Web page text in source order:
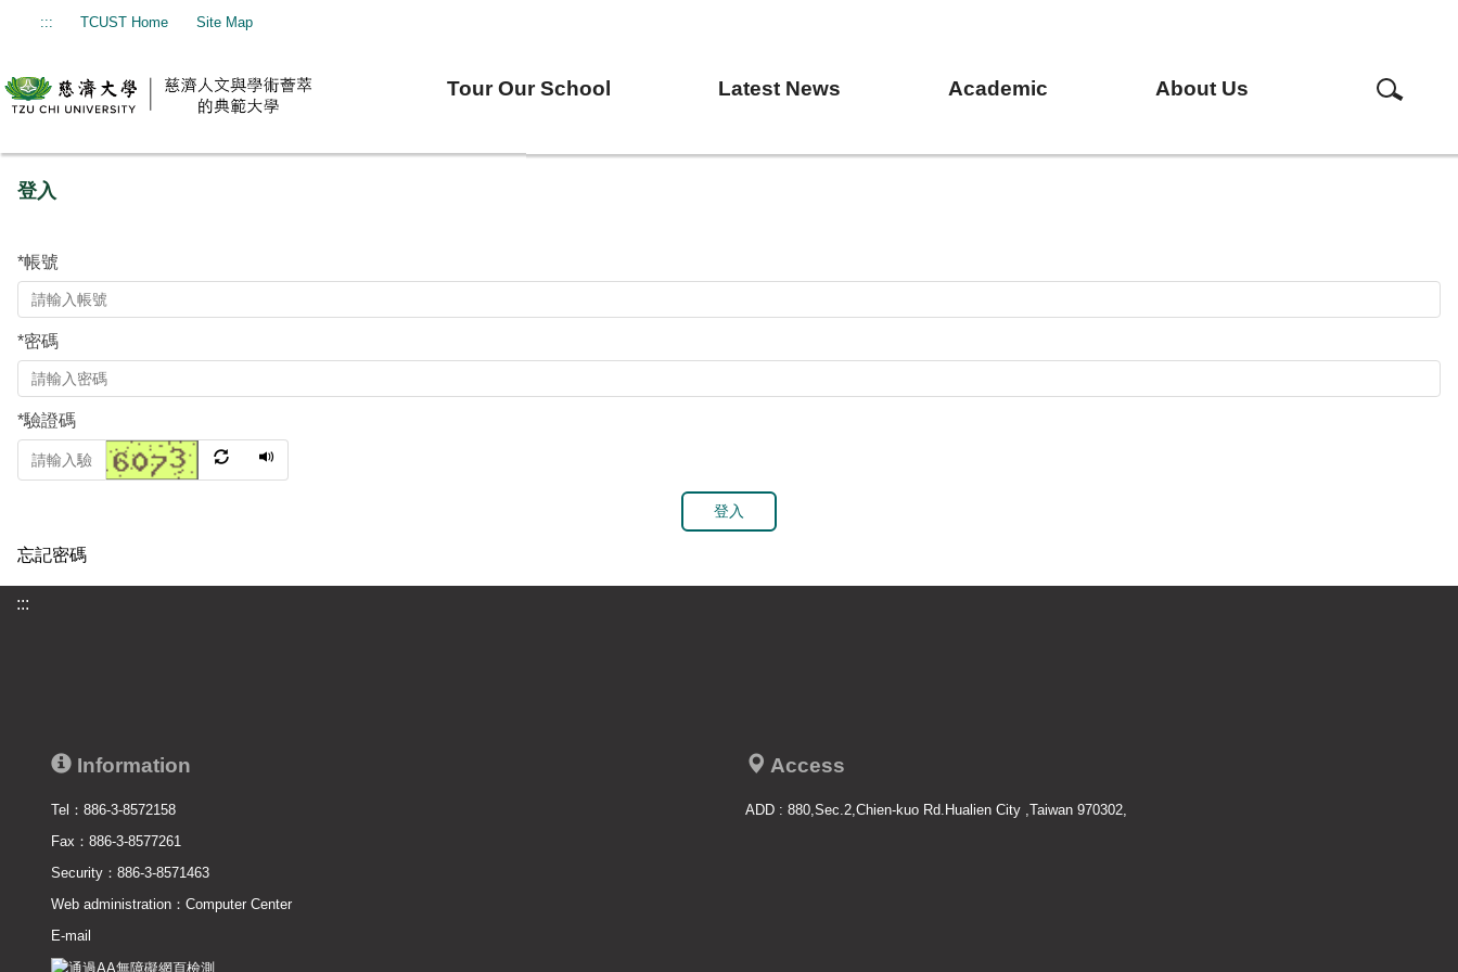
要
::: TCUST Home Site Map
Tour Our School Latest News Academic About Us
登入
*帳號
*密碼
*驗證碼
登入
忘記密碼
:::
Information
Tel：886-3-8572158
Fax：886-3-8577261
Security：886-3-8571463
Web administration： Computer Center
E-mail
Access
ADD : 880,Sec.2,Chien-kuo Rd.Hualien City ,Taiwan 970302,